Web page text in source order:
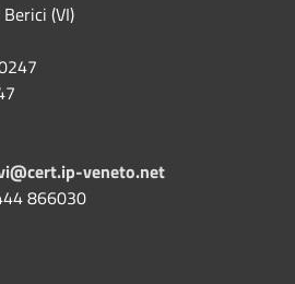
(VI)
veneto.net
866030